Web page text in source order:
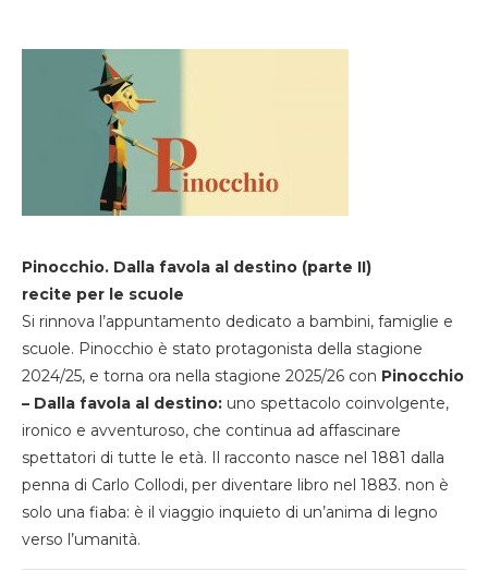
Pinocchio. Dalla favola al destino (parte II)
recite per le scuole
Si rinnova l’appuntamento dedicato a bambini, famiglie e
scuole. Pinocchio è stato protagonista della stagione
2024/25, e torna ora nella stagione 2025/26 con Pinocchio
– Dalla favola al destino: uno spettacolo coinvolgente,
ironico e avventuroso, che continua ad affascinare
spettatori di tutte le età. Il racconto nasce nel 1881 dalla
penna di Carlo Collodi, per diventare libro nel 1883. non è
solo una fiaba: è il viaggio inquieto di un’anima di legno
verso l’umanità.